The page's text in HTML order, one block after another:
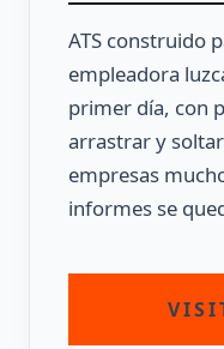
ATS construido
empleadora
primer día, con
arrastrar y
empresas
informes se